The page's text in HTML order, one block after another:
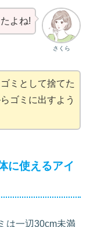
さくら
よね!
ミとして捨てた
ゴミに出すよう
に使えるアイ
は一辺30cm未満